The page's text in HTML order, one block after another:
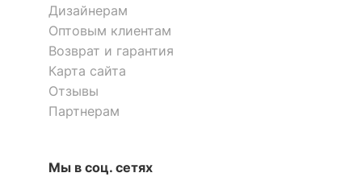
Дизайнерам
Оптовым клиентам
Возврат и гарантия
Карта сайта
Отзывы
Партнерам
Мы в соц. сетях